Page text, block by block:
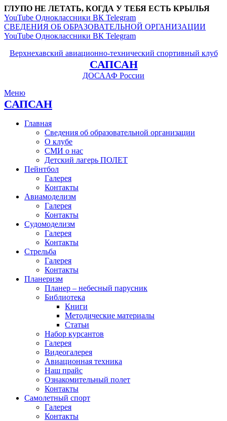
ГЛУПО НЕ ЛЕТАТЬ, КОГДА У ТЕБЯ ЕСТЬ КРЫЛЬЯ
YouTube Одноклассники ВК Telegram
СВЕДЕНИЯ ОБ ОБРАЗОВАТЕЛЬНОЙ ОРГАНИЗАЦИИ
YouTube Одноклассники ВК Telegram
Верхнехавский авиационно-технический спортивный клуб
САПСАН
ДОСААФ России
Меню
САПСАН
Главная
Сведения об образовательной организации
О клубе
СМИ о нас
Детский лагерь ПОЛЕТ
Пейнтбол
Галерея
Контакты
Авиамоделизм
Галерея
Контакты
Судомоделизм
Галерея
Контакты
Стрельба
Галерея
Контакты
Планеризм
Планер – небесный парусник
Библиотека
Книги
Методические материалы
Статьи
Набор курсантов
Галерея
Видеогалерея
Авиационная техника
Наш прайс
Ознакомительный полет
Контакты
Самолетный спорт
Галерея
Контакты